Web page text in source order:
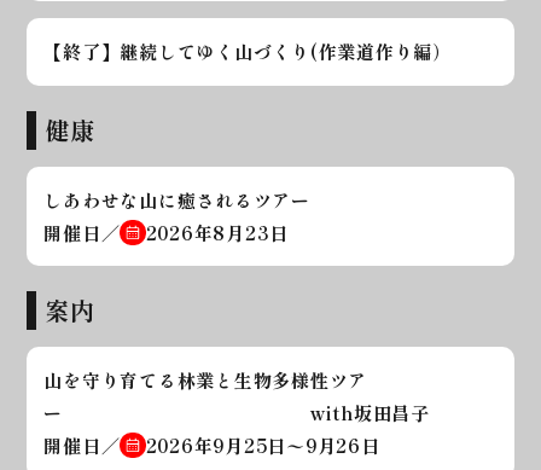
【終了】継続してゆく山づくり(作業道作り編）
健康
しあわせな山に癒されるツアー
開催日／
2026年8月23日
案内
山を守り育てる林業と生物多様性ツア
ー with坂田昌子
開催日／
2026年9月25日〜9月26日